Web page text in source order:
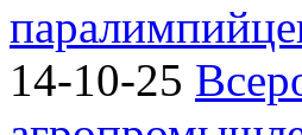
14-10-25